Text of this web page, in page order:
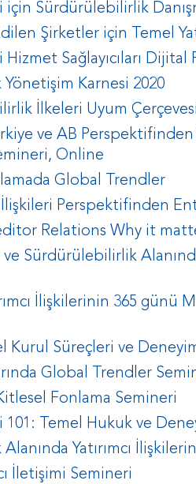
için Sürdürülebilirlik
Şirketler için Temel
Hizmet Sağlayıcıları Dijital
Karnesi 2020
İlkeleri Uyum
ve AB
Online
Global Trendler
İlişkileri Perspektifinden
Relations Why it
ve Sürdürülebilirlik
İlişkilerinin 365 günü
Süreçleri ve Deneyim
Global Trendler
Fonlama Semineri
101: Temel Hukuk ve
Yatırımcı
İletişimi Semineri